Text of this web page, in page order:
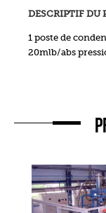
DESCRIPTIF DU
1 poste de
20mlb/abs